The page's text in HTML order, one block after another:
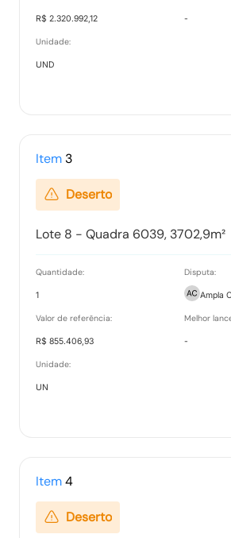
Tipo:Relatorio
Ata de Propostas
Ata Parcial
Tipo:Documento
Termo de Adjudicação
Tipo:Documento
R$ 2.320.992,12 -
Unidade:
UND
Item 3
Deserto
Lote 8 - Quadra 6039, 3702,9m²
Quantidade:
1
Disputa:
Ampla
Valor de referência:
R$ 855.406,93
Melhor
-
Unidade:
UN
Item4
Deserto